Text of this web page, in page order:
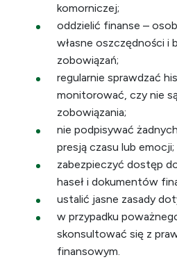
komorniczej;
oddzielić finanse –
własne oszczędności i
zobowiązań;
regularnie sprawdzać
monitorować, czy nie
zobowiązania;
nie podpisywać
presją czasu lub emocji;
zabezpieczyć dostęp
haseł i dokumentów
ustalić jasne zasady
w przypadku
skonsultować się z
finansowym.